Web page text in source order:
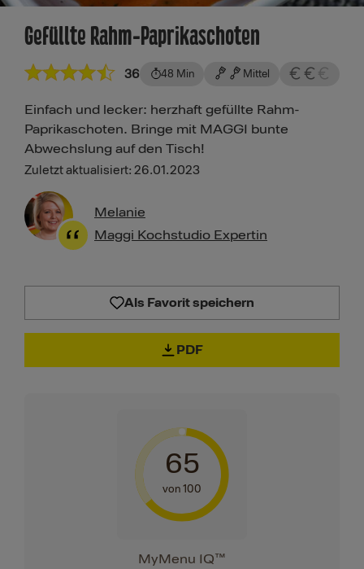
Gefüllte Rahm-Paprikaschoten
36 48 Min Mittel
Einfach und lecker: herzhaft gefüllte Rahm-
Paprikaschoten. Bringe mit MAGGI bunte
Abwechslung auf den Tisch!
Zuletzt aktualisiert: 26.01.2023
Melanie
Maggi Kochstudio Expertin
Als Favorit speichern
PDF
65
von 100
MyMenu IQ™